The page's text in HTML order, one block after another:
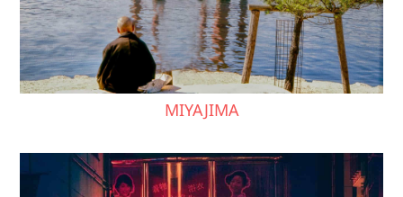
MIYAJIMA